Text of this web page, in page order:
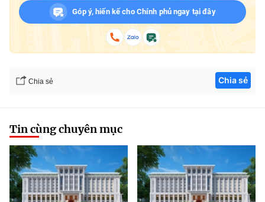
Góp ý, hiến kế cho Chính phủ ngay tại đây
Chia sẻ Chia sẻ
Tin cùng chuyên mục